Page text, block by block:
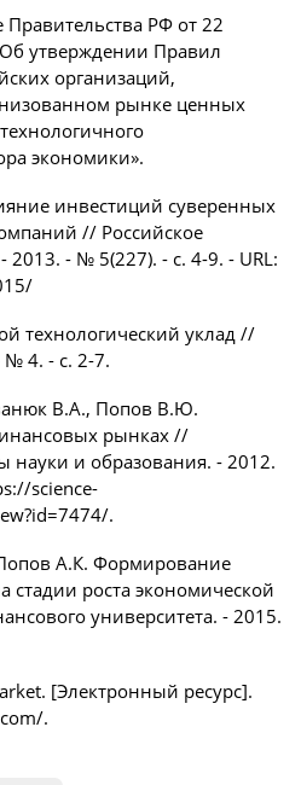
РФ от 22
утверждении Правил
организаций,
рынке ценных
экономики».
инвестиций суверенных
// Российское
2013. - № 5(227). - с. 4-9. - URL:
технологический уклад //
4. - с. 2-7.
В.А., Попов В.Ю.
рынках //
и образования. - 2012.
science-
.
А.К. Формирование
роста экономической
университета. - 2015.
[Электронный ресурс].
.